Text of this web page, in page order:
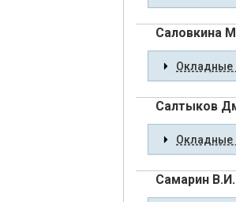
Саловкина
Окладные
Салтыков
Окладные
Самарин В.И.